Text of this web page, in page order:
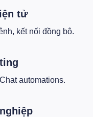
tử
kết nối đồng bộ.
automations.